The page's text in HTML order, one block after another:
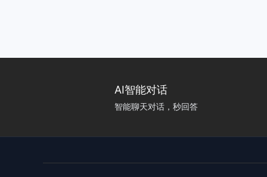
AI智能对话
智能聊天对话，秒回答